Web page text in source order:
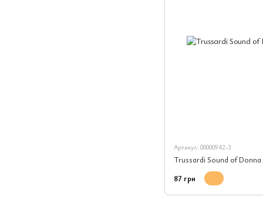
Артикул: 00000942-3
Trussardi Sound of Donna
87 грн